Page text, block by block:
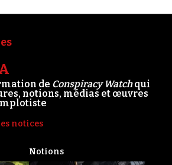
de Conspiracy Watchqui
notions, médias et œuvres
notices
Notions